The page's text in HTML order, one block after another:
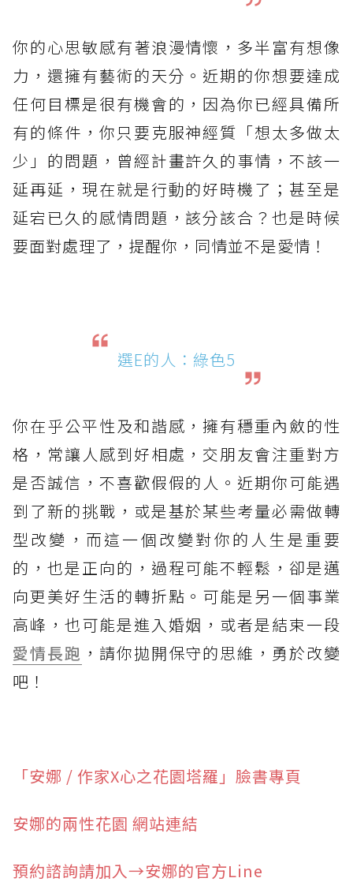
你的心思敏感有著浪漫情懷，多半富有想像
力，還擁有藝術的天分。近期的你想要達成
任何目標是很有機會的，因為你已經具備所
有的條件，你只要克服神經質「想太多做太
少」的問題，曾經計畫許久的事情，不該一
延再延，現在就是行動的好時機了；甚至是
延宕已久的感情問題，該分該合？也是時候
要面對處理了，提醒你，同情並不是愛情！
選E的人：綠色5
你在乎公平性及和諧感，擁有穩重內斂的性
格，常讓人感到好相處，交朋友會注重對方
是否誠信，不喜歡假假的人。近期你可能遇
到了新的挑戰，或是基於某些考量必需做轉
型改變，而這一個改變對你的人生是重要
的，也是正向的，過程可能不輕鬆，卻是邁
向更美好生活的轉折點。可能是另一個事業
高峰，也可能是進入婚姻，或者是結束一段
愛情長跑 ，請你拋開保守的思維，勇於改變
吧！
「安娜 / 作家X心之花園塔羅」臉書專頁
安娜的兩性花園 網站連結
預約諮詢請加入→安娜的官方Line